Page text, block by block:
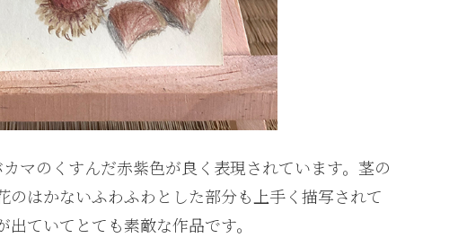
マのくすんだ赤紫色が良く表現されています。茎の
はかないふわふわとした部分も上手く描写されて
ていてとても素敵な作品です。